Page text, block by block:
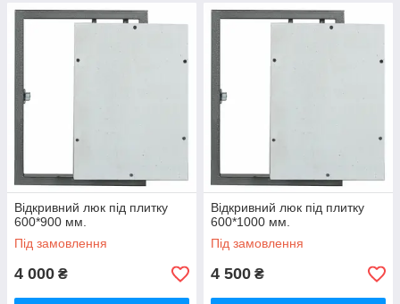
Відкривний люк під плитку
600*900 мм.
Під замовлення
4 000 ₴
Відкривний люк під плитку
600*1000 мм.
Під замовлення
4 500 ₴